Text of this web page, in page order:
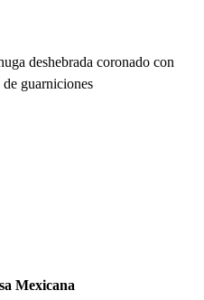
deshebrada coronado con
guarniciones
Mexicana